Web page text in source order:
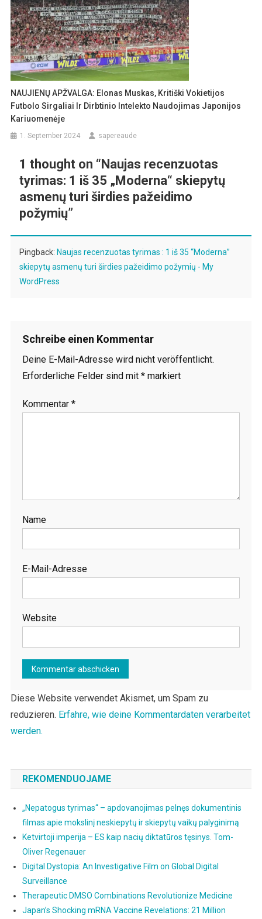
NAUJIENŲ APŽVALGA: Elonas Muskas, Kritiški Vokietijos
Futbolo Sirgaliai Ir Dirbtinio Intelekto Naudojimas Japonijos
Kariuomenėje
1. September 2024 sapereaude
1 thought on “Naujas recenzuotas
tyrimas: 1 iš 35 „Moderna“ skiepytų
asmenų turi širdies pažeidimo
požymių”
Pingback: Naujas recenzuotas tyrimas : 1 iš 35 “Moderna”
skiepytų asmenų turi širdies pažeidimo požymių - My
WordPress
Schreibe einen Kommentar
Deine E-Mail-Adresse wird nicht veröffentlicht.
Erforderliche Felder sind mit *markiert
Kommentar *
Name
E-Mail-Adresse
Website
Diese Website verwendet Akismet, um Spam zu
reduzieren. Erfahre, wie deine Kommentardaten verarbeitet
werden.
REKOMENDUOJAME
„Nepatogus tyrimas“ – apdovanojimas pelnęs dokumentinis
filmas apie mokslinį neskiepytų ir skiepytų vaikų palyginimą
Ketvirtoji imperija – ES kaip nacių diktatūros tęsinys. Tom-
Oliver Regenauer
Digital Dystopia: An Investigative Film on Global Digital
Surveillance
Therapeutic DMSO Combinations Revolutionize Medicine
Japan’s Shocking mRNA Vaccine Revelations: 21 Million